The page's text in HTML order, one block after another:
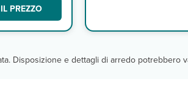
PREZZO
Disposizione e dettagli di arredo potrebbero